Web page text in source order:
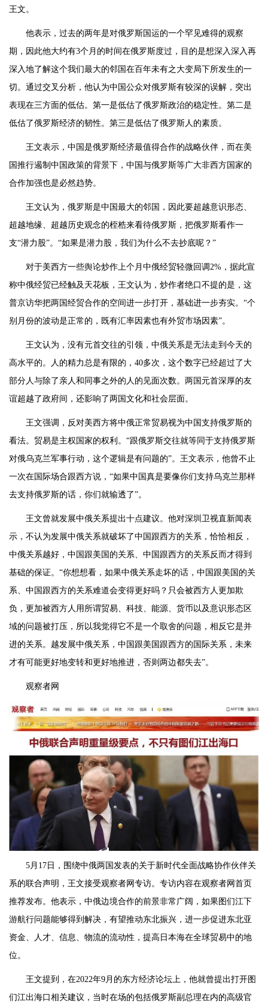
王文。
他表示，过去的两年是对俄罗斯国运的一个罕见难得的观察
期，因此他大约有3个月的时间在俄罗斯度过，目的是想深入深入再
深入地了解这个我们最大的邻国在百年未有之大变局下所发生的一
切。通过交叉分析，他认为中国公众对俄罗斯有较深的误解，突出
表现在三方面的低估。第一是低估了俄罗斯政治的稳定性。第二是
低估了俄罗斯经济的韧性。第三是低估了俄罗斯人的素质。
王文表示，中国是俄罗斯经济最值得合作的战略伙伴，而在美
国推行遏制中国政策的背景下，中国与俄罗斯等广大非西方国家的
合作加强也是必然趋势。
王文认为，俄罗斯是中国最大的邻国，因此要超越意识形态、
超越地缘、超越历史观念的桎梏来看待俄罗斯，把俄罗斯看作一
支“潜力股”。“如果是潜力股，我们为什么不去抄底呢？”
对于美西方一些舆论炒作上个月中俄经贸轻微回调2%，据此宣
称中俄经贸已经触及天花板，王文认为，炒作者绝口不提的是，这
普京访华把两国经贸合作的空间进一步打开，基础进一步夯实。“个
别月份的波动是正常的，既有汇率因素也有外贸市场因素”。
王文认为，没有元首交往的引领，中俄关系是无法走到今天的
高水平的。人的精力总是有限的，40多次，这个数字已经超过了大
部分人与除了亲人和同事之外的人的见面次数。两国元首深厚的友
谊超越了政府间，还影响了两国文化和社会层面。
王文强调，反对美西方将中俄正常贸易视为中国支持俄罗斯的
看法。贸易是主权国家的权利。“跟俄罗斯交往就等同于支持俄罗斯
对俄乌克兰军事行动，这个逻辑是有问题的”。王文表示，他曾不止
一次在国际场合跟西方说，“如果中国真是要像你们支持乌克兰那样
去支持俄罗斯的话，你们就输透了”。
王文曾就发展中俄关系提出十点建议。他对深圳卫视直新闻表
示，不认为发展中俄关系就破坏了中国跟西方的关系，恰恰相反，
中俄关系越好，中国跟美国的关系、中国跟西方的关系反而才得到
基础的保证。“你想想看，如果中俄关系走坏的话，中国跟美国的关
系、中国跟西方的关系难道会变得更好吗？只会被西方人更加欺
负，更加被西方人用所谓贸易、科技、能源、货币以及意识形态区
域的问题被打压，所以我觉得它不是一个取舍的问题，相反它是并
进的关系。越发展中俄关系，中国跟美国跟西方的国际关系，未来
才有可能更好地变转和更好地推进，否则两边都失去”。
观察者网
5月17日，围绕中俄两国发表的关于新时代全面战略协作伙伴关
系的联合声明，王文接受观察者网专访。专访内容在观察者网首页
推荐发布。他表示，中俄边境合作的前景非常广阔，如果图们江下
游航行问题能够得到解决，有望推动东北振兴，进一步促进东北亚
资金、人才、信息、物流的流动性，提高日本海在全球贸易中的地
位。
王文提到，在2022年9月的东方经济论坛上，他就曾提出打开图
们江出海口相关建议，当时在场的包括俄罗斯副总理在内的高级官